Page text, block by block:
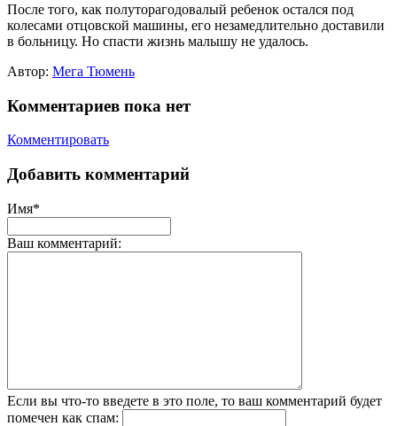
После того, как полуторагодовалый ребенок остался под
колесами отцовской машины, его незамедлительно доставили
в больницу. Но спасти жизнь малышу не удалось.
Автор: Мега Тюмень
Комментариев пока нет
Комментировать
Добавить комментарий
Имя*
Ваш комментарий:
Если вы что-то введете в это поле, то ваш комментарий будет
помечен как спам: